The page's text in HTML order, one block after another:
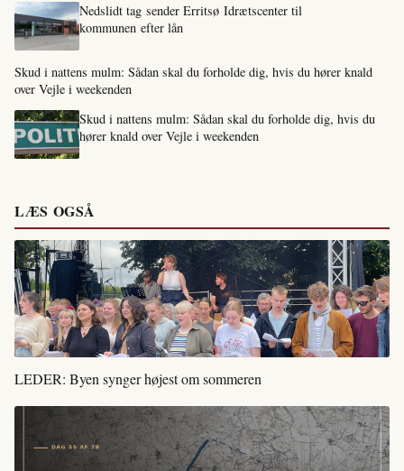
Nedslidt tag sender Erritsø Idrætscenter til
kommunen efter lån
Skud i nattens mulm: Sådan skal du forholde dig, hvis du hører knald
over Vejle i weekenden
Skud i nattens mulm: Sådan skal du forholde dig, hvis du
hører knald over Vejle i weekenden
LÆS OGSÅ
LEDER: Byen synger højest om sommeren